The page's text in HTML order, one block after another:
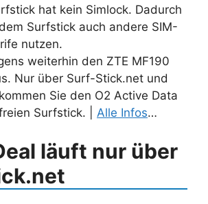
hat kein Simlock. Dadurch
Surfstick auch andere SIM-
nutzen.
weiterhin den ZTE MF190
Nur über Surf-Stick.net und
Sie den O2 Active Data
Surfstick. | Alle Infos…
läuft nur über